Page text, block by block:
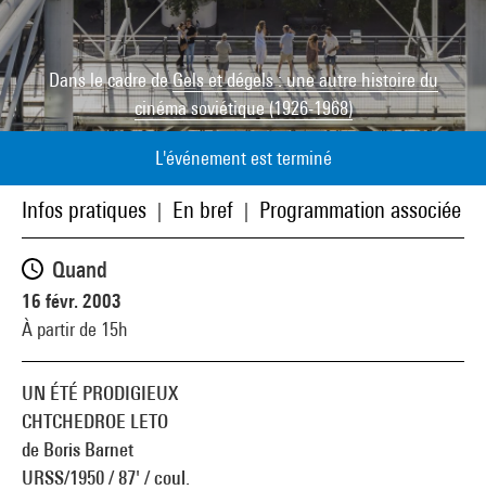
Dans le cadre deGels et dégels : une autre histoire du
cinéma soviétique (1926-1968)
L'événement est terminé
Infos pratiques En bref Programmation associée
UN ÉTÉ PRODIGIEUX
CHTCHEDROE LETO
de Boris Barnet
URSS/1950 / 87' / coul.
Quand
16 févr. 2003
À partir de 15h